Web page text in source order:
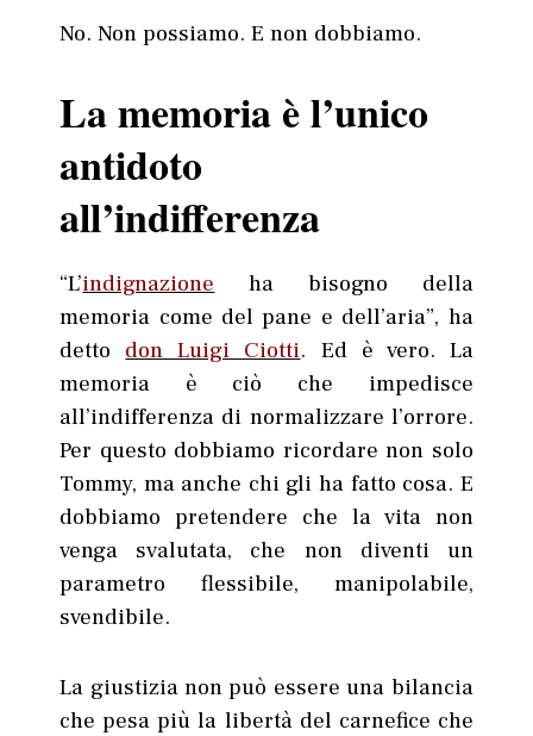
No. Non possiamo. E non dobbiamo.
La memoria è l’unico
antidoto
all’indifferenza
“L’indignazione ha bisogno della
memoria come del pane e dell’aria”, ha
detto don Luigi Ciotti. Ed è vero. La
memoria è ciò che impedisce
all’indifferenza di normalizzare l’orrore.
Per questo dobbiamo ricordare non solo
Tommy, ma anche chi gli ha fatto cosa. E
dobbiamo pretendere che la vita non
venga svalutata, che non diventi un
parametro flessibile, manipolabile,
svendibile.
La giustizia non può essere una bilancia
che pesa più la libertà del carnefice che